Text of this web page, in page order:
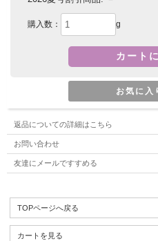
購入数： g
返品についての詳細はこちら
お問い合わせ
友達にメールですすめる
TOPページへ戻る
カートを見る